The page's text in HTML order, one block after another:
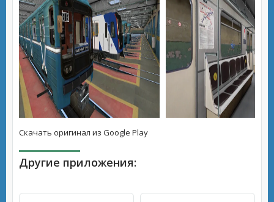
Скачать оригинал из Google Play
Другие приложения: